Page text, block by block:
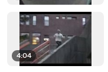
4:04